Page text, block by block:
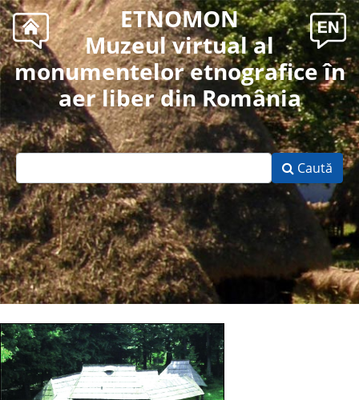
ETNOMON
Muzeul virtual al
monumentelor etnografice în
aer liber din România
Caută